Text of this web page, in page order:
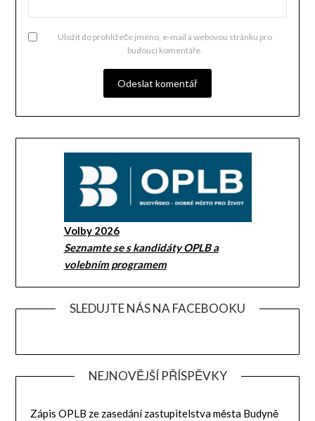
Uložit do prohlížeče jméno, e-mail a webovou stránku pro
budoucí komentáře.
Volby 2026
Seznamte se s kandidáty OPLB a
volebním programem
SLEDUJTE NÁS NA FACEBOOKU
NEJNOVĚJŠÍ PŘÍSPĚVKY
Zápis OPLB ze zasedání zastupitelstva města Budyně